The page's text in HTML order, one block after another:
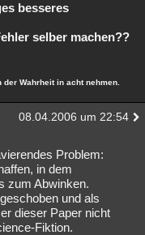
besseres
selber machen??
Wahrheit in acht nehmen.
08.04.2006 um 22:54
Problem:
in dem
zum Abwinken.
und als
dieser Paper nicht
Fiktion.